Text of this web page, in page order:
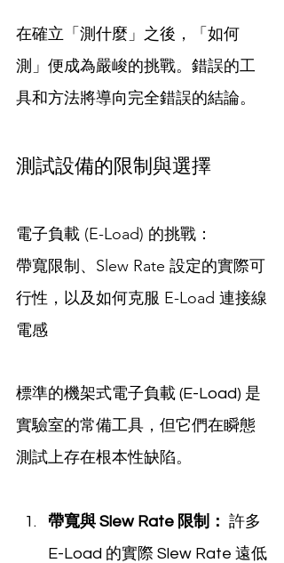
在確立「測什麼」之後，「如何
測」便成為嚴峻的挑戰。錯誤的工
具和方法將導向完全錯誤的結論。
測試設備的限制與選擇
電子負載 (E-Load) 的挑戰：
帶寬限制、Slew Rate 設定的實際可
行性，以及如何克服 E-Load 連接線
電感
標準的機架式電子負載 (E-Load) 是
實驗室的常備工具，但它們在瞬態
測試上存在根本性缺陷。
帶寬與 Slew Rate 限制： 許多
E-Load 的實際 Slew Rate 遠低